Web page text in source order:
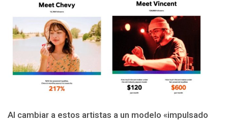
Al cambiar a estos artistas a un modelo «impulsado